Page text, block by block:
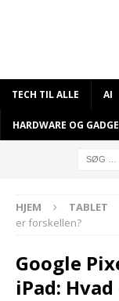
TECH TIL ALLE AI
HARDWARE OG
HJEM TABLET
er forskellen?
Google
iPad: